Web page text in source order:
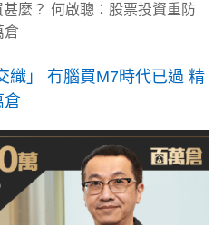
麼？ 何啟聰：股票投資重防
倉
織」 冇腦買M7時代已過 精
倉